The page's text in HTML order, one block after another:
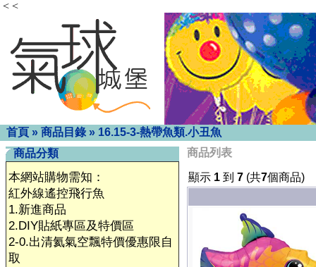
< <
首頁 » 商品目錄 » 16.15-3-熱帶魚類.小丑魚
商品分類
本網站購物需知：
紅外線遙控飛行魚
1.新進商品
2.DIY貼紙專區及特價區
2-0.出清氦氣空飄特價優惠限自
取
商品列表
顯示 1 到 7 (共7個商品)